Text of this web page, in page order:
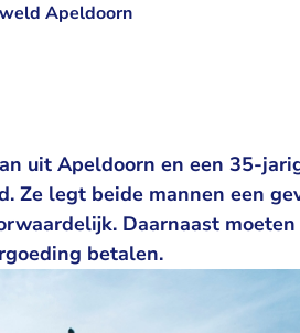
Apeldoorn
uit Apeldoorn en een 35-
Ze legt beide mannen een
Daarnaast
betalen.